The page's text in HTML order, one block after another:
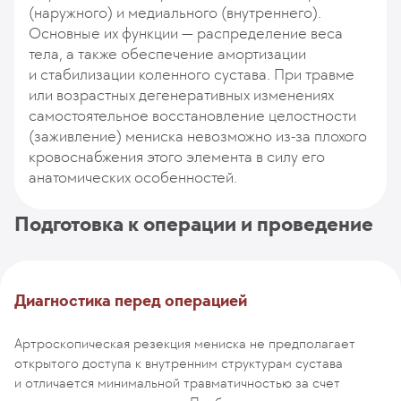
(наружного) и медиального (внутреннего).
Основные их функции — распределение веса
тела, а также обеспечение амортизации
и стабилизации коленного сустава. При травме
или возрастных дегенеративных изменениях
самостоятельное восстановление целостности
(заживление) мениска невозможно из-за плохого
кровоснабжения этого элемента в силу его
анатомических особенностей.
Подготовка к операции и проведение
Диагностика перед операцией
Артроскопическая резекция мениска не предполагает
открытого доступа к внутренним структурам сустава
и отличается минимальной травматичностью за счет